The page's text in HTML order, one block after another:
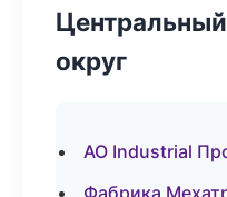
округ
АО Industrial
Фабрика